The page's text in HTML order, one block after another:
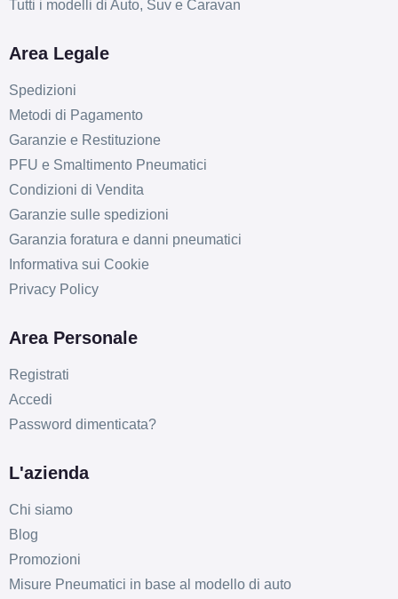
Tutti i modelli di Auto, Suv e Caravan
Area Legale
Spedizioni
Metodi di Pagamento
Garanzie e Restituzione
PFU e Smaltimento Pneumatici
Condizioni di Vendita
Garanzie sulle spedizioni
Garanzia foratura e danni pneumatici
Informativa sui Cookie
Privacy Policy
Area Personale
Registrati
Accedi
Password dimenticata?
L'azienda
Chi siamo
Blog
Promozioni
Misure Pneumatici in base al modello di auto